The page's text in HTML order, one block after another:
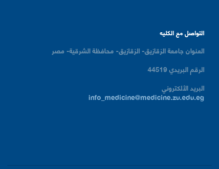
التواصل مع الكليه
العنوان جامعة الزقازيق- الزقازيق- محافظة الشرقية- مصر
الرقم البريدي44519
البريد الألكتروني
info_medicine@medicine.zu.edu.eg